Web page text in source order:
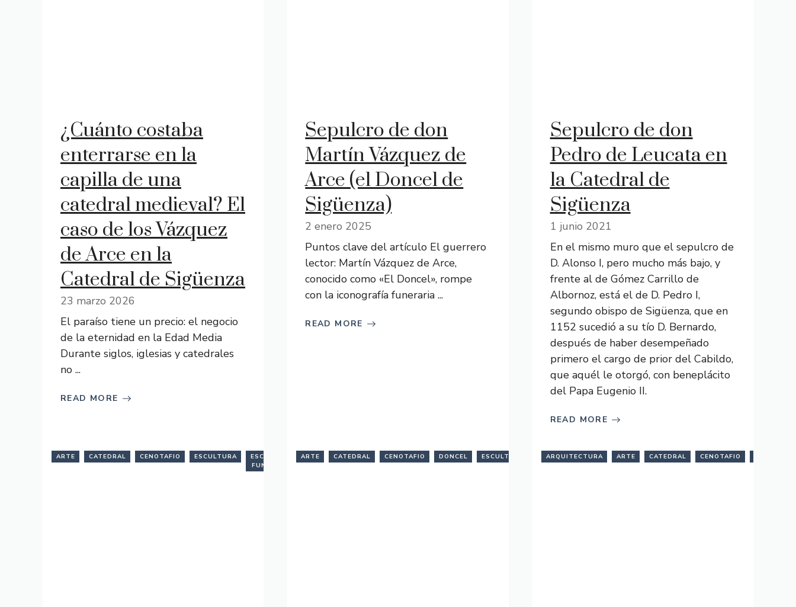
¿Cuánto costaba
enterrarse en la
capilla de una
catedral medieval? El
caso de los Vázquez
de Arce en la
Catedral de Sigüenza
23 marzo 2026
El paraíso tiene un precio: el negocio
de la eternidad en la Edad Media
Durante siglos, iglesias y catedrales
no ...
READ MORE
Sepulcro de don
Martín Vázquez de
Arce (el Doncel de
Sigüenza)
2 enero 2025
Puntos clave del artículo El guerrero
lector: Martín Vázquez de Arce,
conocido como «El Doncel», rompe
con la iconografía funeraria ...
READ MORE
Sepulcro de don
Pedro de Leucata en
la Catedral de
Sigüenza
1 junio 2021
En el mismo muro que el sepulcro de
D. Alonso I, pero mucho más bajo, y
frente al de Gómez Carrillo de
Albornoz, está el de D. Pedro I,
segundo obispo de Sigüenza, que en
1152 sucedió a su tío D. Bernardo,
después de haber desempeñado
primero el cargo de prior del Cabildo,
que aquél le otorgó, con beneplácito
del Papa Eugenio II.
READ MORE
ARTE CATEDRAL CENOTAFIO ESCULTURA
ESCULTURA
FUNERARIA
ESTATUA
GUADALAJARA MONUMENTO SEPULCRO SIGÜENZA TUMBA
ARTE CATEDRAL CENOTAFIO DONCEL ESCULTURA
ESCULTURA
ESPAÑA
ESTATUA
FUNERARIA GÓTICO
ARQUITECTURA ARTE CATEDRAL CENOTAFIO